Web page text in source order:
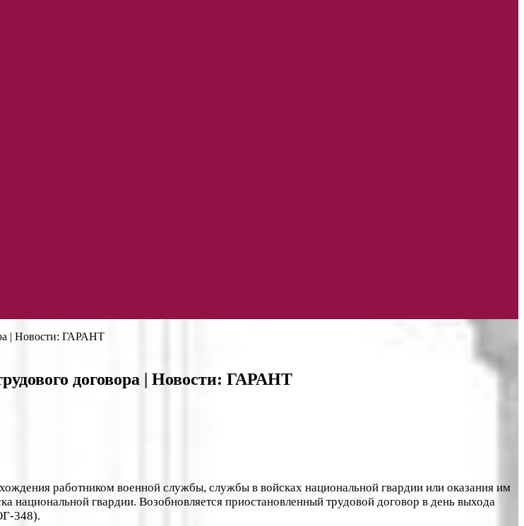
| Новости: ГАРАНТ
договора | Новости: ГАРАНТ
работником военной службы, службы в войсках национальной гвардии или оказания им
гвардии. Возобновляется приостановленный трудовой договор в день выхода
348).